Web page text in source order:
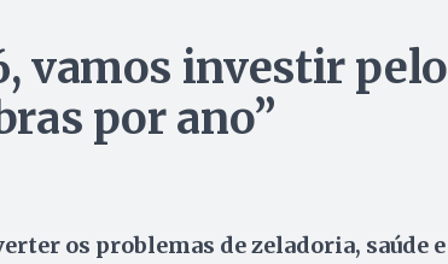
vamos investir pelo
por ano”
os problemas de zeladoria, saúde e